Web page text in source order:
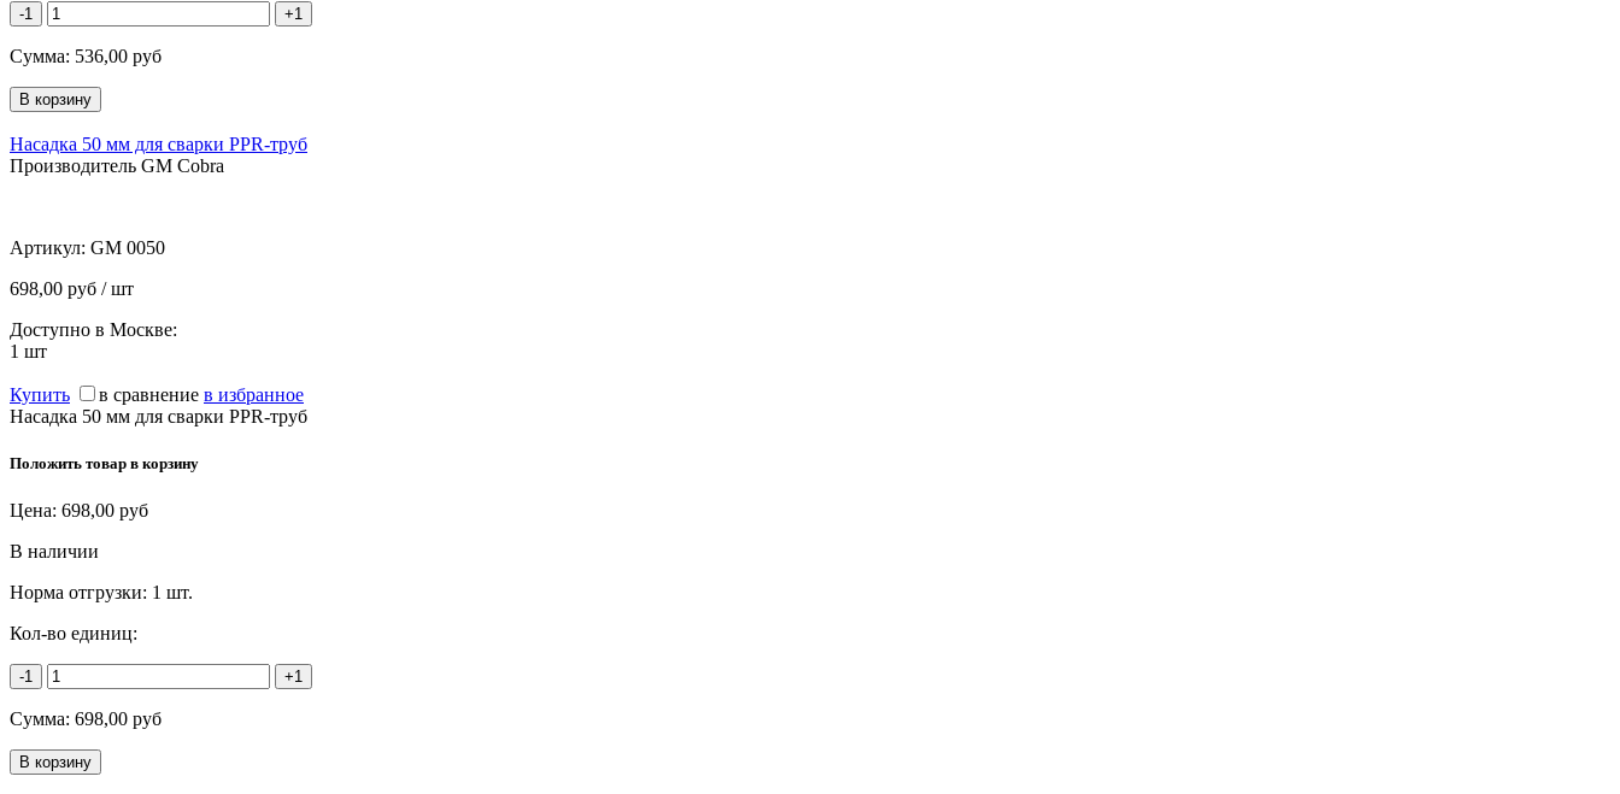
-1 +1
Сумма: 536,00 руб
Насадка 50 мм для сварки PPR-труб
Производитель GM Cobra
Артикул: GM 0050
698,00 руб / шт
Доступно в Москве:
1 шт
Купить в сравнение в избранное
Насадка 50 мм для сварки PPR-труб
Положить товар в корзину
Цена: 698,00 руб
В наличии
Норма отгрузки: 1 шт.
Кол-во единиц:
-1 +1
Сумма: 698,00 руб